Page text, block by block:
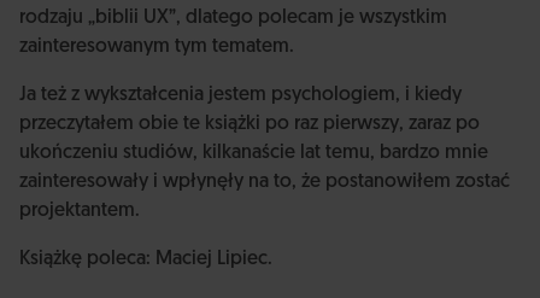
rodzaju „biblii UX”, dlatego polecam je wszystkim
zainteresowanym tym tematem.
Ja też z wykształcenia jestem psychologiem, i kiedy
przeczytałem obie te książki po raz pierwszy, zaraz po
ukończeniu studiów, kilkanaście lat temu, bardzo mnie
zainteresowały i wpłynęły na to, że postanowiłem zostać
projektantem.
Książkę poleca: Maciej Lipiec.